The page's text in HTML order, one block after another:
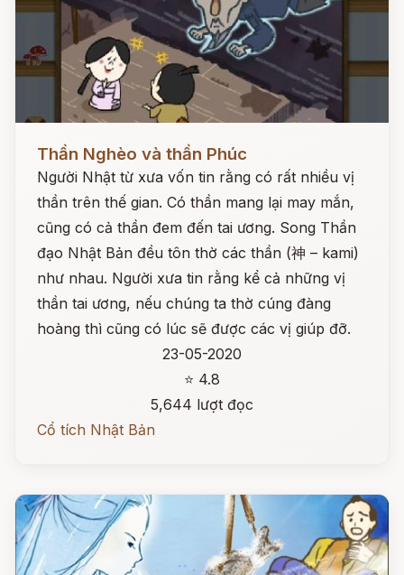
Đọc ngay
Thần Nghèo và thần Phúc
Người Nhật từ xưa vốn tin rằng có rất nhiều vị
thần trên thế gian. Có thần mang lại may mắn,
cũng có cả thần đem đến tai ương. Song Thần
đạo Nhật Bản đều tôn thờ các thần (神 – kami)
như nhau. Người xưa tin rằng kể cả những vị
thần tai ương, nếu chúng ta thờ cúng đàng
hoàng thì cũng có lúc sẽ được các vị giúp đỡ.
23-05-2020
⭐ 4.8
5,644 lượt đọc
Cổ tích Nhật Bản